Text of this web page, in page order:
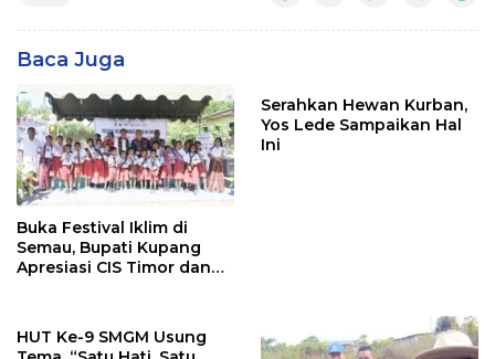
Baca Juga
Buka Festival Iklim di
Semau, Bupati Kupang
Apresiasi CIS Timor dan
Serahkan Hewan Kurban,
Yos Lede Sampaikan Hal
Ini
HUT Ke-9 SMGM Usung